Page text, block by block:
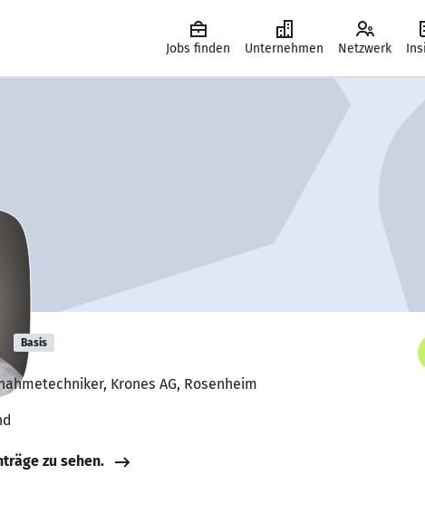
Jobs finden Unternehmen Netzwerk
Basis
Krones AG, Rosenheim
zu sehen.